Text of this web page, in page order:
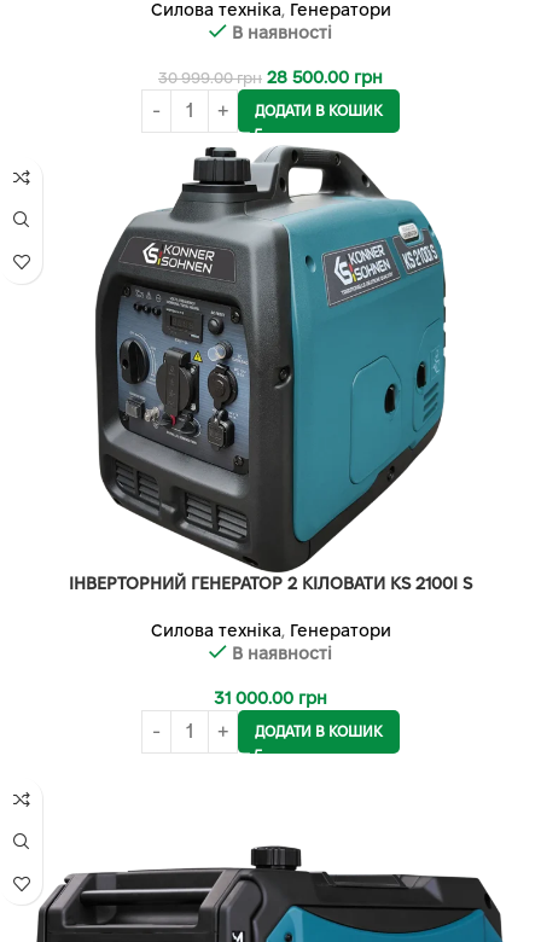
Силова техніка, Генератори
В наявності
30 999.00грн 28 500.00 грн
ДОДАТИ В КОШИК
ІНВЕРТОРНИЙ ГЕНЕРАТОР 2 КІЛОВАТИ KS 2100I S
Силова техніка, Генератори
В наявності
31 000.00 грн
ДОДАТИ В КОШИК